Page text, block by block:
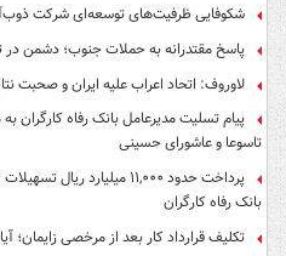
شکوفایی ظرفیت‌های توسعه‌ای شرکت
پاسخ مقتدرانه به حملات جنوب؛ دشمن
لاوروف: اتحاد اعراب علیه ایران و صحبت
پیام تسلیت مدیرعامل بانک رفاه کارگران
تاسوعا و عاشورای حسینی
پرداخت حدود ۱۱,۰۰۰
بانک رفاه کارگران
تکلیف قرارداد کار بعد از مرخصی زایمان؛